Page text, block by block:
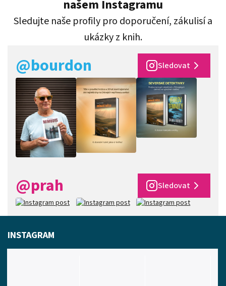
našem Instagramu
Sledujte naše profily pro doporučení, zákulisí a
ukázky z knih.
@bourdon Sledovat
@prah Sledovat
INSTAGRAM